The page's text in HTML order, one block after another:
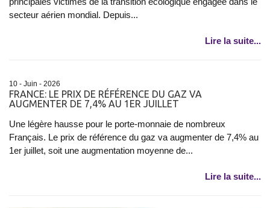
secteur aérien mondial. Depuis...
Lire la suite...
10 - Juin - 2026
FRANCE: LE PRIX DE RÉFÉRENCE DU GAZ VA
AUGMENTER DE 7,4% AU 1ER JUILLET
Une légère hausse pour le porte-monnaie de nombreux
Français. Le prix de référence du gaz va augmenter de 7,4% au
1er juillet, soit une augmentation moyenne de...
Lire la suite...